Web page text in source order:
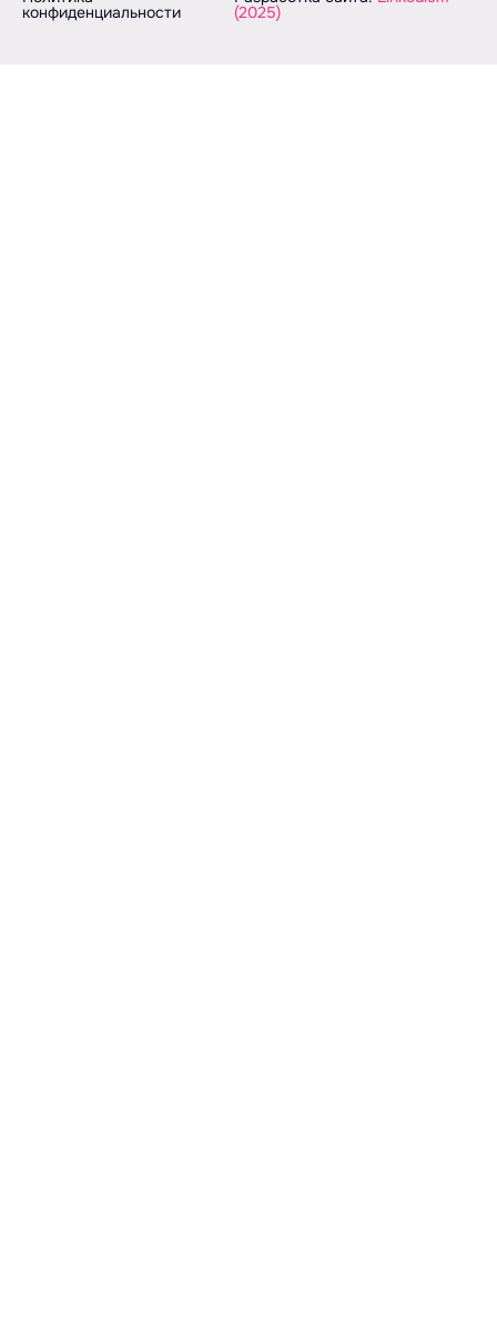
конфиденциальности (2025)